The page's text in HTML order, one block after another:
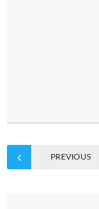
PREVIOUS